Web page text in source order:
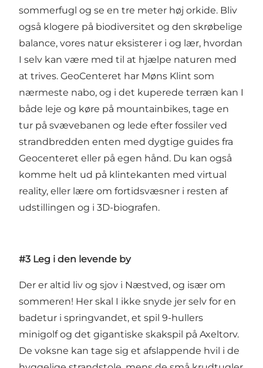
sommerfugl og se en tre meter høj orkide. Bliv
også klogere på biodiversitet og den skrøbelige
balance, vores natur eksisterer i og lær, hvordan
I selv kan være med til at hjælpe naturen med
at trives. GeoCenteret har Møns Klint som
nærmeste nabo, og i det kuperede terræn kan I
både leje og køre på mountainbikes, tage en
tur på svævebanen og lede efter fossiler ved
strandbredden enten med dygtige guides fra
Geocenteret eller på egen hånd. Du kan også
komme helt ud på klintekanten med virtual
reality, eller lære om fortidsvæsner i resten af
udstillingen og i 3D-biografen.
#3 Leg i den levende by
Der er altid liv og sjov i Næstved, og især om
sommeren! Her skal I ikke snyde jer selv for en
badetur i springvandet, et spil 9-hullers
minigolf og det gigantiske skakspil på Axeltorv.
De voksne kan tage sig et afslappende hvil i de